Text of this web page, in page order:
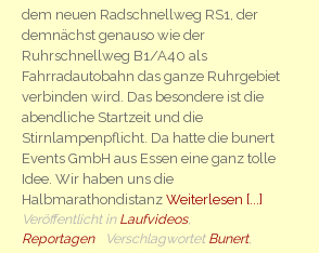
dem neuen Radschnellweg RS1, der
demnächst genauso wie der
Ruhrschnellweg B1/A40 als
Fahrradautobahn das ganze Ruhrgebiet
verbinden wird. Das besondere ist die
abendliche Startzeit und die
Stirnlampenpflicht. Da hatte die bunert
Events GmbH aus Essen eine ganz tolle
Idee. Wir haben uns die
HalbmarathondistanzWeiterlesen [...]
Veröffentlicht in Laufvideos,
Reportagen
Verschlagwortet Bunert,